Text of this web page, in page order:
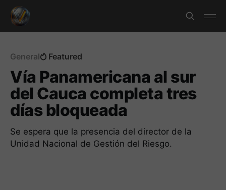
General Featured
Vía Panamericana al sur
del Cauca completa tres
días bloqueada
Se espera que la presencia del director de la
Unidad Nacional de Gestión del Riesgo.